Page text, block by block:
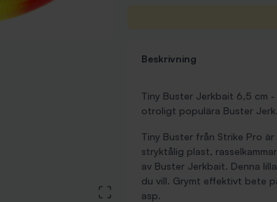
View large image
Beskrivning
Tiny Buster Jerkbait 6,5 cm
otroligt populära Buster
Tiny Buster från Strike Pro
stryktålig plast,
av Buster Jerkbait. Denna
du vill. Grymt effektivt bete
asp.